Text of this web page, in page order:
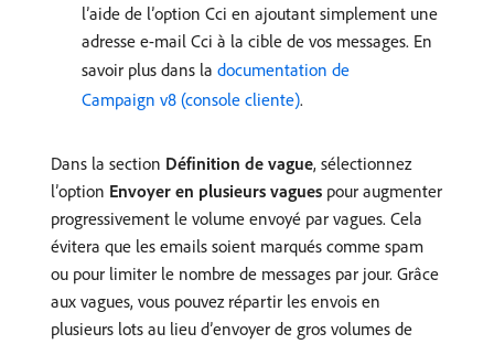
l’aide de l’option Cci en ajoutant simplement une
adresse e-mail Cci à la cible de vos messages. En
savoir plus dans la documentation de
Campaign v8 (console cliente).
Dans la section Définition de vague, sélectionnez
l’option Envoyer en plusieurs vagues pour augmenter
progressivement le volume envoyé par vagues. Cela
évitera que les emails soient marqués comme spam
ou pour limiter le nombre de messages par jour. Grâce
aux vagues, vous pouvez répartir les envois en
plusieurs lots au lieu d’envoyer de gros volumes de